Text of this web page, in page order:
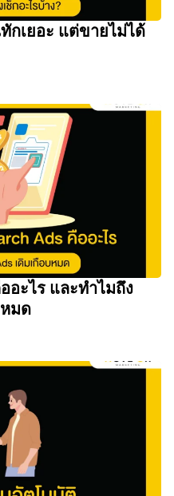
กเยอะ แต่ขายไม่ได้
ออะไร และทำไมถึง
หมด